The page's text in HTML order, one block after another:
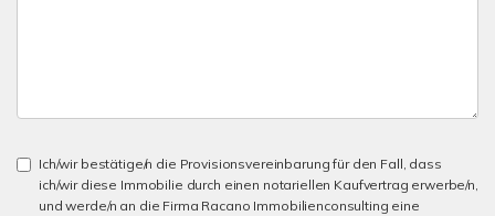
Ich/wir bestätige/n die Provisionsvereinbarung für den Fall, dass
ich/wir diese Immobilie durch einen notariellen Kaufvertrag erwerbe/n,
und werde/n an die Firma Racano Immobilienconsulting eine